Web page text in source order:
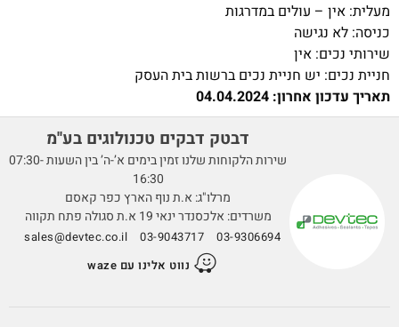
מעלית: אין – עולים במדרגות
כניסה: לא נגישה
שירותי נכים: אין
חניית נכים: יש חניית נכים ברשות בית העסק
תאריך עדכון אחרון: 04.04.2024
דבטק דבקים טכנולוגים בע''מ
שירות הלקוחות שלנו זמין בימים א’-ה’ בין השעות 07:30-
16:30
מרלו"ג: א.ת נוף הארץ כפר קאסם
משרדים: אלכסנדר ינאי 19 א.ת סגולה פתח תקווה
03-9306694
03-9043717
sales@devtec.co.il
נווט אלינו עם waze